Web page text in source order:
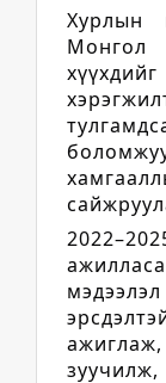
Хурлын
Монгол